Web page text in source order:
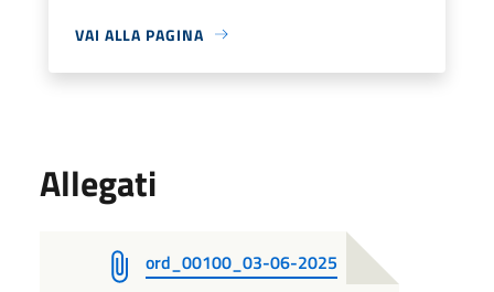
VAI ALLA PAGINA
Allegati
ord_00100_03-06-2025